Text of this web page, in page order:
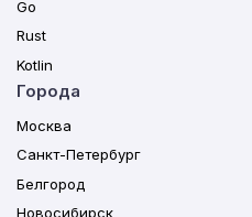
Go
Rust
Kotlin
Города
Москва
Санкт-Петербург
Белгород
Новосибирск